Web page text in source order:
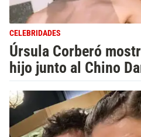
CELEBRIDADES
Úrsula Corberó
hijo junto al Chino